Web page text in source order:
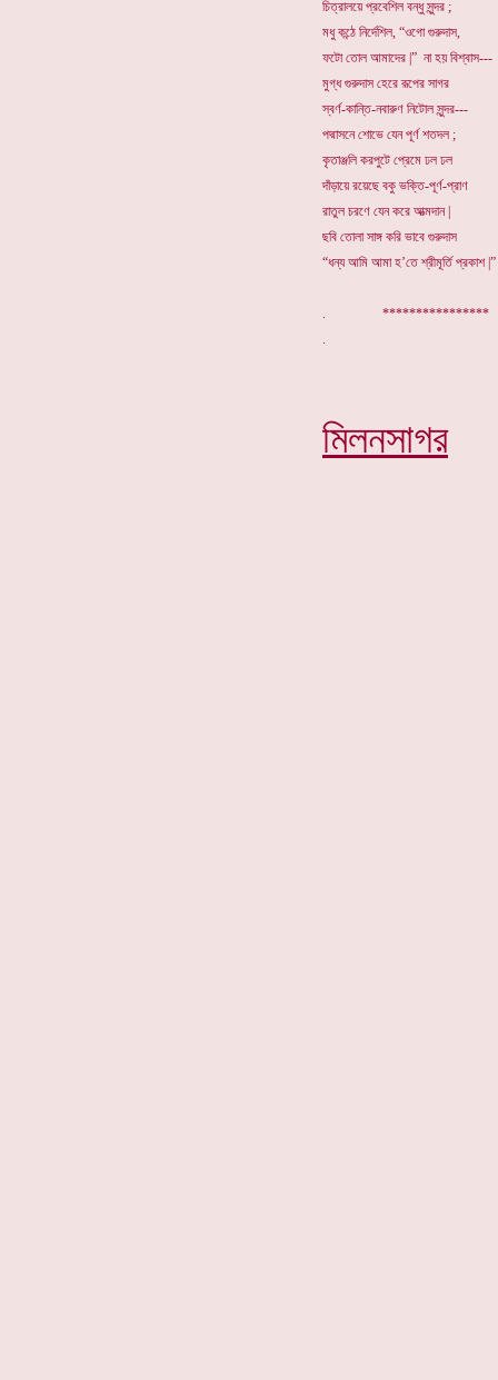
চিত্রালয়ে প্রবেশিল বন্ধু সুন্দর ;
মধু কন্ঠে নির্দেশিল, “ওগো গুরুদাস,
ফটো তোল আমাদের |” না হয় বিশ্বাস---
মুগ্ধ গুরুদাস হেরে রূপের সাগর
স্বর্ণ-কান্তি-নবারুণ নিটোল সুন্দর---
পদ্মাসনে শোভে যেন পূর্ণ শতদল ;
কৃতাঞ্জলি করপুটে প্রেমে ঢল ঢল
দাঁড়ায়ে রয়েছে বকু ভক্তি-পূর্ণ-প্রাণ
রাতুল চরণে যেন করে আত্মদান |
ছবি তোলা সাঙ্গ করি ভাবে গুরুদাস
“ধন্য আমি আমা হ’তে শ্রীমূর্তি প্রকাশ |”
.
মিলনসাগর